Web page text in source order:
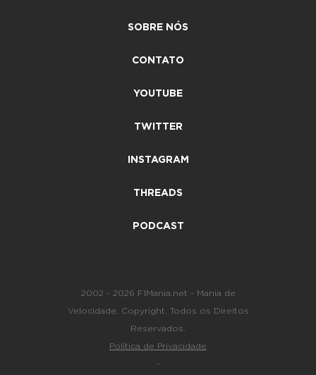
SOBRE NÓS
CONTATO
YOUTUBE
TWITTER
INSTAGRAM
THREADS
PODCAST
2002 - 2026 F1Mania.net - Mania de
Velocidade. Copyright. Todos os Direitos
Reservados.
Política de Privacidade
-